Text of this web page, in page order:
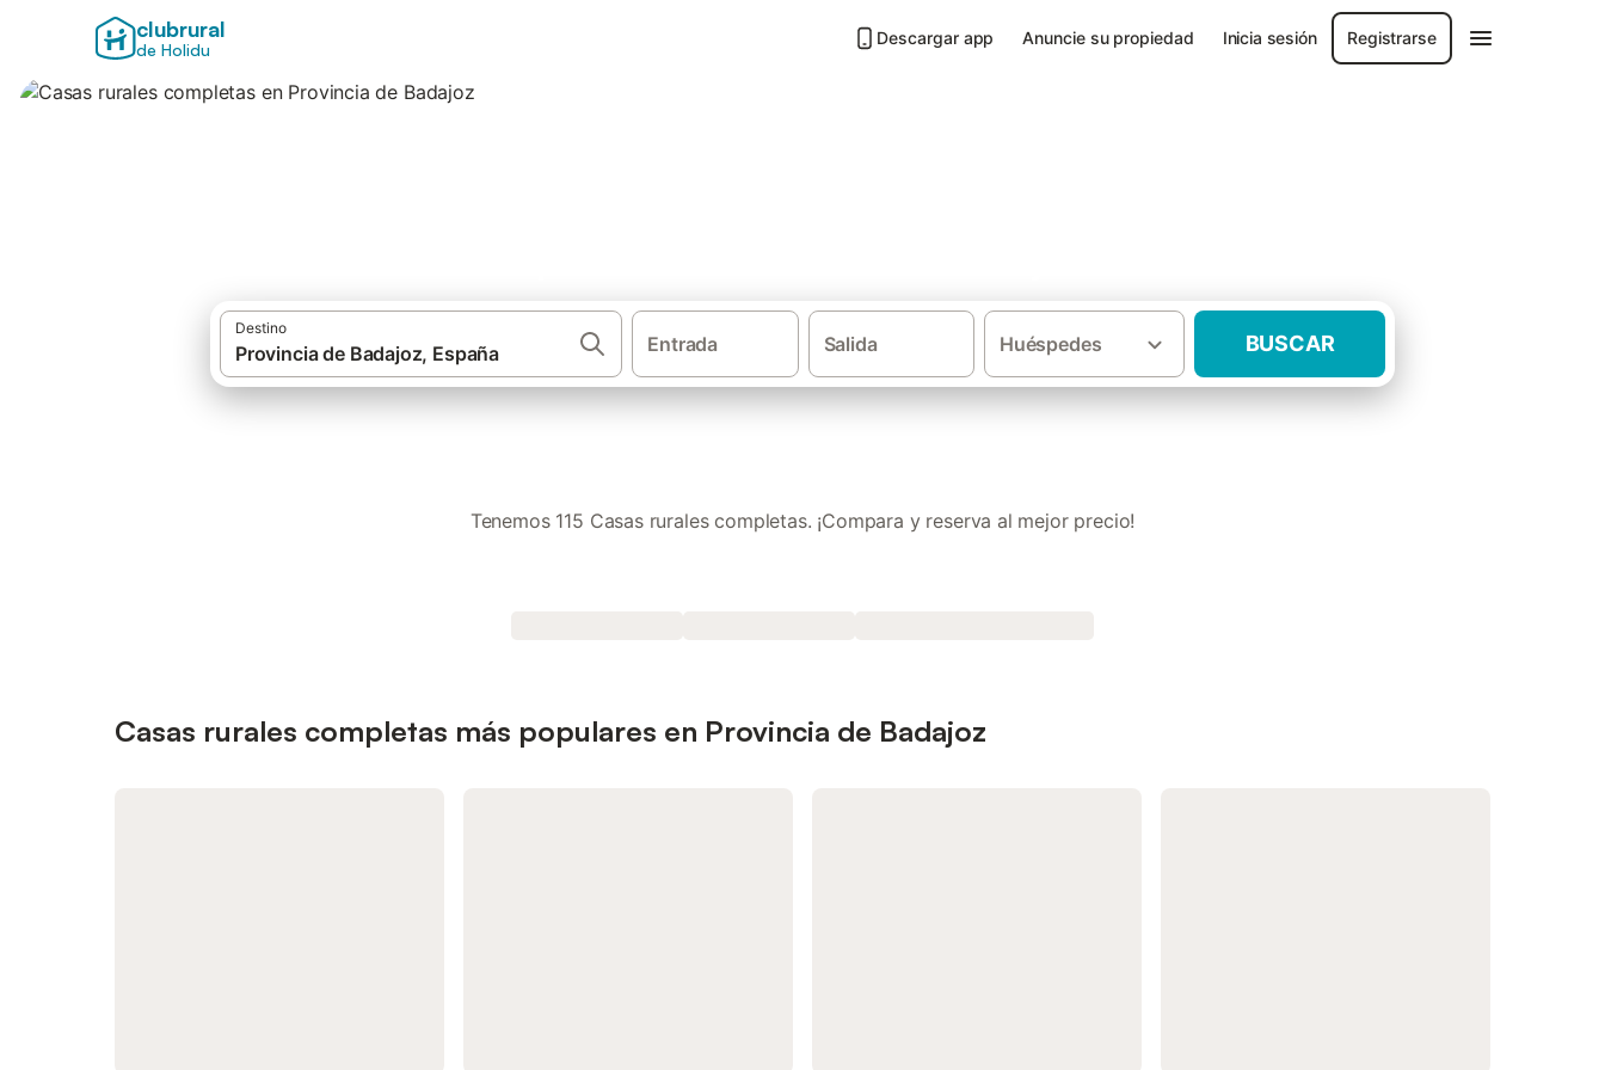
clubrural
de Holidu
Descargar app Anuncie su propiedad Inicia sesión Registrarse
Destino
Entrada Salida Huéspedes BUSCAR
Tenemos 115 Casas rurales completas. ¡Compara y reserva al mejor precio!
Casas rurales completas más populares en Provincia de Badajoz